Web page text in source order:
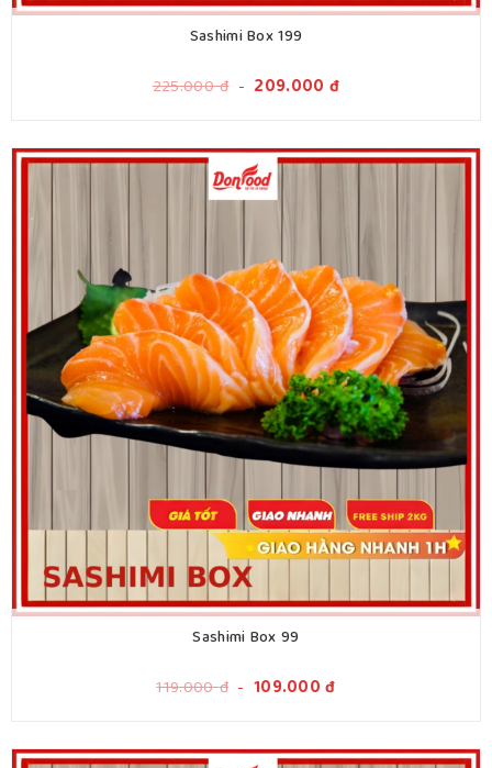
Sashimi Box 199
225.000đ - 209.000 đ
Sashimi Box 99
119.000đ - 109.000đ